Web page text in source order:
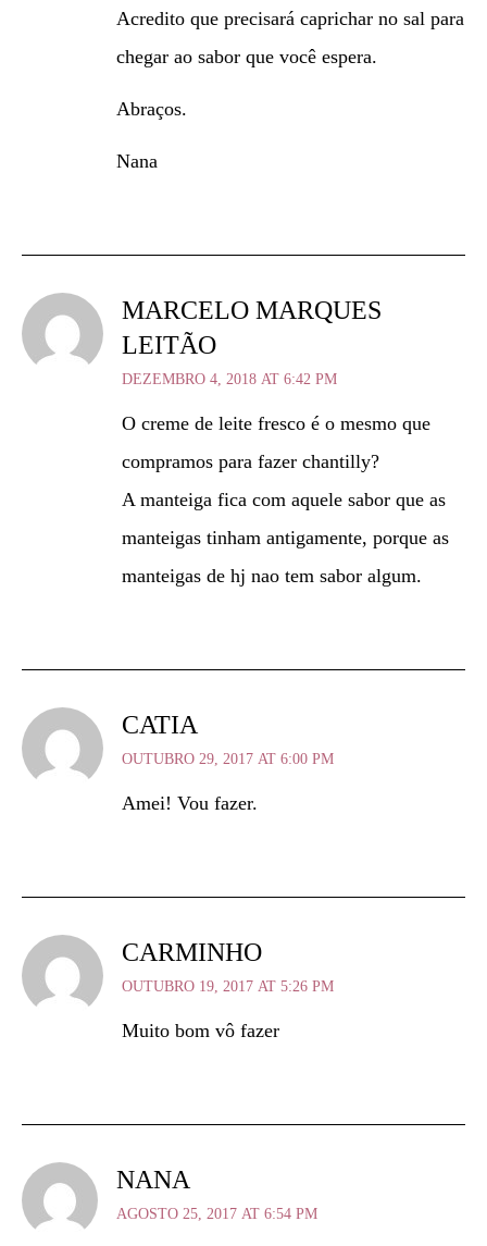
Acredito que precisará caprichar no sal para
chegar ao sabor que você espera.
Abraços.
Nana
MARCELO MARQUES
LEITÃO
DEZEMBRO 4, 2018 AT 6:42 PM
O creme de leite fresco é o mesmo que
compramos para fazer chantilly?
A manteiga fica com aquele sabor que as
manteigas tinham antigamente, porque as
manteigas de hj nao tem sabor algum.
CATIA
OUTUBRO 29, 2017 AT 6:00 PM
Amei! Vou fazer.
CARMINHO
OUTUBRO 19, 2017 AT 5:26 PM
Muito bom vô fazer
NANA
AGOSTO 25, 2017 AT 6:54 PM